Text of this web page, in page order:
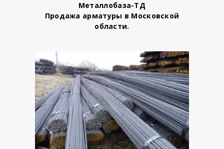
Металлобаза-ТД
Продажа арматуры в Московской
области.